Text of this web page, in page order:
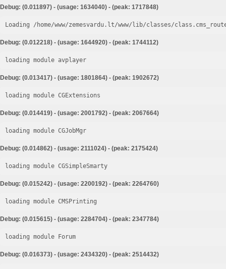
Debug: (0.011897) - (usage: 1634040) - (peak: 1717848)
Loading /home/www/zemesvardu.lt/www/lib/classes/
Debug: (0.012218) - (usage: 1644920) - (peak: 1744112)
loading module avplayer
Debug: (0.013417) - (usage: 1801864) - (peak: 1902672)
loading module CGExtensions
Debug: (0.014419) - (usage: 2001792) - (peak: 2067664)
loading module CGJobMgr
Debug: (0.014862) - (usage: 2111024) - (peak: 2175424)
loading module CGSimpleSmarty
Debug: (0.015242) - (usage: 2200192) - (peak: 2264760)
loading module CMSPrinting
Debug: (0.015615) - (usage: 2284704) - (peak: 2347784)
loading module Forum
Debug: (0.016373) - (usage: 2434320) - (peak: 2514432)